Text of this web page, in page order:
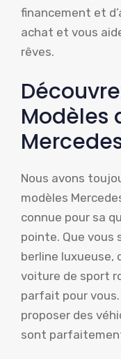
financement et
achat et vous
rêves.
Modèles
Nous avons
modèles
connue pour sa
pointe. Que vous
berline luxueuse,
voiture de sport
parfait pour
proposer des
sont